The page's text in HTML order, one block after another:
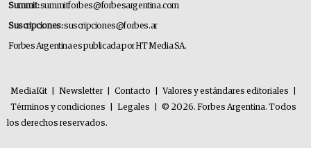
Summit:summitforbes@forbesargentina.com
Suscripciones:suscripciones@forbes.ar
Forbes Argentina es publicada por HT Media SA.
MediaKit Newsletter Contacto Valores y estándares editoriales
Términos y condiciones
Legales
© 2026. Forbes Argentina. Todos
los derechos reservados.